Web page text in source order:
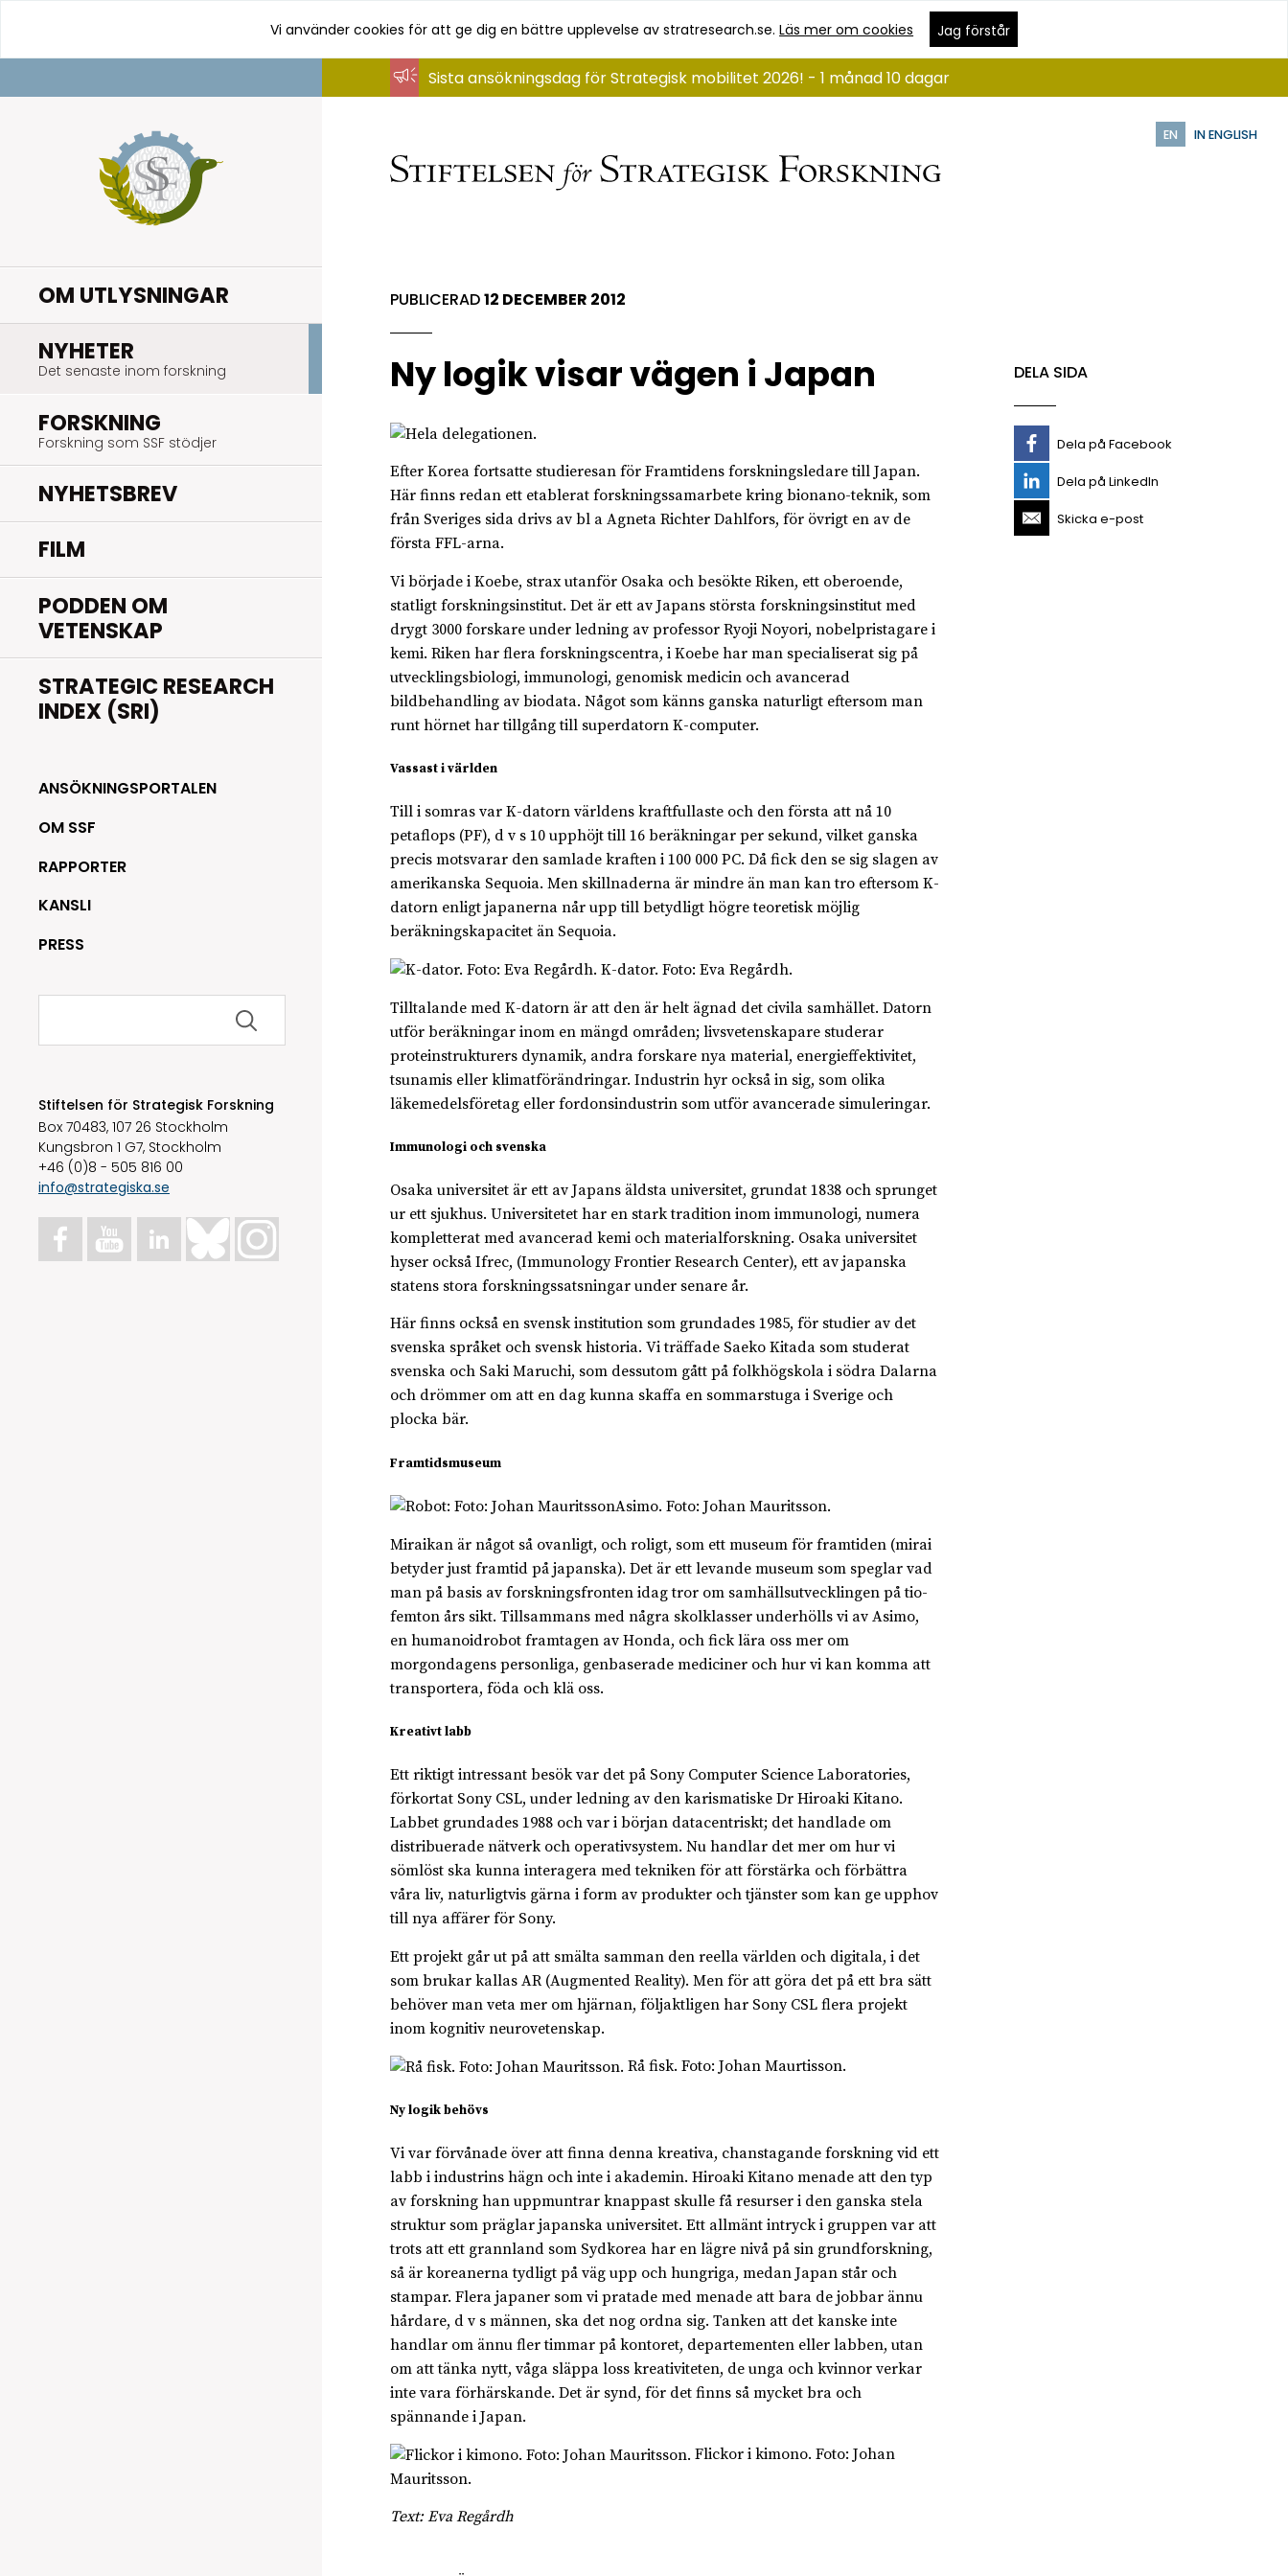
innehåll
Vi använder cookies för att ge dig en bättre upplevelse av stratresearch.se.Läs mer om cookies Jag förstår
EN IN ENGLISH
OM UTLYSNINGAR
NYHETER
Det senaste inom forskning
FORSKNING
Forskning som SSF stödjer
NYHETSBREV
FILM
PODDEN OM
VETENSKAP
STRATEGIC RESEARCH
INDEX (SRI)
ANSÖKNINGSPORTALEN
OM SSF
RAPPORTER
KANSLI
PRESS
Sök
Stiftelsen för Strategisk Forskning
Box 70483, 107 26 Stockholm
Kungsbron 1 G7, Stockholm
+46 (0)8 - 505 816 00
info@strategiska.se
Sista ansökningsdag för Strategisk mobilitet 2026! - 1 månad 10 dagar
PUBLICERAD12 DECEMBER 2012
Ny logik visar vägen i Japan
Efter Korea fortsatte studieresan för Framtidens forskningsledare till Japan.
Här finns redan ett etablerat forskningssamarbete kring bionano-teknik, som
från Sveriges sida drivs av bl a Agneta Richter Dahlfors, för övrigt en av de
första FFL-arna.
Vi började i Koebe, strax utanför Osaka och besökte Riken, ett oberoende,
statligt forskningsinstitut. Det är ett av Japans största forskningsinstitut med
drygt 3000 forskare under ledning av professor Ryoji Noyori, nobelpristagare i
kemi. Riken har flera forskningscentra, i Koebe har man specialiserat sig på
utvecklingsbiologi, immunologi, genomisk medicin och avancerad
bildbehandling av biodata. Något som känns ganska naturligt eftersom man
runt hörnet har tillgång till superdatorn K-computer.
Vassast i världen
Till i somras var K-datorn världens kraftfullaste och den första att nå 10
petaflops (PF), d v s 10 upphöjt till 16 beräkningar per sekund, vilket ganska
precis motsvarar den samlade kraften i 100 000 PC. Då fick den se sig slagen av
amerikanska Sequoia. Men skillnaderna är mindre än man kan tro eftersom K-
datorn enligt japanerna når upp till betydligt högre teoretisk möjlig
beräkningskapacitet än Sequoia.
K-dator. Foto: Eva Regårdh.
Tilltalande med K-datorn är att den är helt ägnad det civila samhället. Datorn
utför beräkningar inom en mängd områden; livsvetenskapare studerar
proteinstrukturers dynamik, andra forskare nya material, energieffektivitet,
tsunamis eller klimatförändringar. Industrin hyr också in sig, som olika
läkemedelsföretag eller fordonsindustrin som utför avancerade simuleringar.
Immunologi och svenska
Osaka universitet är ett av Japans äldsta universitet, grundat 1838 och sprunget
ur ett sjukhus. Universitetet har en stark tradition inom immunologi, numera
kompletterat med avancerad kemi och materialforskning. Osaka universitet
hyser också Ifrec, (Immunology Frontier Research Center), ett av japanska
statens stora forskningssatsningar under senare år.
Här finns också en svensk institution som grundades 1985, för studier av det
svenska språket och svensk historia. Vi träffade Saeko Kitada som studerat
svenska och Saki Maruchi, som dessutom gått på folkhögskola i södra Dalarna
och drömmer om att en dag kunna skaffa en sommarstuga i Sverige och
plocka bär.
Framtidsmuseum
Asimo. Foto: Johan Mauritsson.
Miraikan är något så ovanligt, och roligt, som ett museum för framtiden (mirai
betyder just framtid på japanska). Det är ett levande museum som speglar vad
man på basis av forskningsfronten idag tror om samhällsutvecklingen på tio-
femton års sikt. Tillsammans med några skolklasser underhölls vi av Asimo,
en humanoidrobot framtagen av Honda, och fick lära oss mer om
morgondagens personliga, genbaserade mediciner och hur vi kan komma att
transportera, föda och klä oss.
Kreativt labb
Ett riktigt intressant besök var det på Sony Computer Science Laboratories,
förkortat Sony CSL, under ledning av den karismatiske Dr Hiroaki Kitano.
Labbet grundades 1988 och var i början datacentriskt; det handlade om
distribuerade nätverk och operativsystem. Nu handlar det mer om hur vi
sömlöst ska kunna interagera med tekniken för att förstärka och förbättra
våra liv, naturligtvis gärna i form av produkter och tjänster som kan ge upphov
till nya affärer för Sony.
Ett projekt går ut på att smälta samman den reella världen och digitala, i det
som brukar kallas AR (Augmented Reality). Men för att göra det på ett bra sätt
behöver man veta mer om hjärnan, följaktligen har Sony CSL flera projekt
inom kognitiv neurovetenskap.
Rå fisk. Foto: Johan Maurtisson.
Ny logik behövs
Vi var förvånade över att finna denna kreativa, chanstagande forskning vid ett
labb i industrins hägn och inte i akademin. Hiroaki Kitano menade att den typ
av forskning han uppmuntrar knappast skulle få resurser i den ganska stela
struktur som präglar japanska universitet. Ett allmänt intryck i gruppen var att
trots att ett grannland som Sydkorea har en lägre nivå på sin grundforskning,
så är koreanerna tydligt på väg upp och hungriga, medan Japan står och
stampar. Flera japaner som vi pratade med menade att bara de jobbar ännu
hårdare, d v s männen, ska det nog ordna sig. Tanken att det kanske inte
handlar om ännu fler timmar på kontoret, departementen eller labben, utan
om att tänka nytt, våga släppa loss kreativiteten, de unga och kvinnor verkar
inte vara förhärskande. Det är synd, för det finns så mycket bra och
spännande i Japan.
Flickor i kimono. Foto: Johan
Mauritsson.
Text: Eva Regårdh
DELA SIDA
Dela på Facebook
Dela på LinkedIn
Skicka e-post